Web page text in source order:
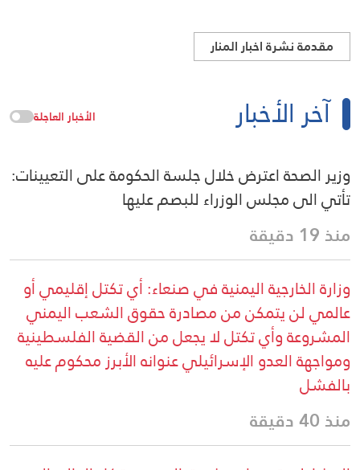
مقدمة نشرة اخبار المنار
آخر الأخبار الأخبار العاجلة
وزير الصحة اعترض خلال جلسة الحكومة على التعيينات:
تأتي الى مجلس الوزراء للبصم عليها
منذ 19 دقيقة
وزارة الخارجية اليمنية في صنعاء: أي تكتل إقليمي أو
عالمي لن يتمكن من مصادرة حقوق الشعب اليمني
المشروعة وأي تكتل لا يجعل من القضية الفلسطينية
ومواجهة العدو الإسرائيلي عنوانه الأبرز محكوم عليه
بالفشل
منذ 40 دقيقة